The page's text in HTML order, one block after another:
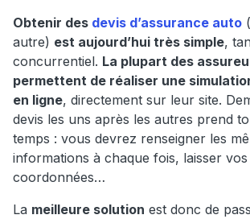
Obtenir des devis d’assurance auto
autre) est aujourd’hui très simple,
concurrentiel. La plupart des
permettent de réaliser une
en ligne, directement sur leur site.
devis les uns après les autres prend
temps : vous devrez renseigner les
informations à chaque fois, laisser vos
coordonnées…
La meilleure solution est donc de